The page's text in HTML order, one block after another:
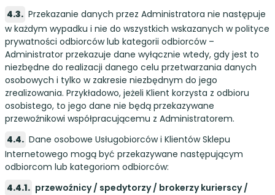
Przekazanie danych przez Administratora nie następuje
w każdym wypadku i nie do wszystkich wskazanych w polityce
prywatności odbiorców lub kategorii odbiorców –
Administrator przekazuje dane wyłącznie wtedy, gdy jest to
niezbędne do realizacji danego celu przetwarzania danych
osobowych i tylko w zakresie niezbędnym do jego
zrealizowania. Przykładowo, jeżeli Klient korzysta z odbioru
osobistego, to jego dane nie będą przekazywane
przewoźnikowi współpracującemu z Administratorem.
Dane osobowe Usługobiorców i Klientów Sklepu
Internetowego mogą być przekazywane następującym
odbiorcom lub kategoriom odbiorców:
przewoźnicy / spedytorzy / brokerzy kurierscy /